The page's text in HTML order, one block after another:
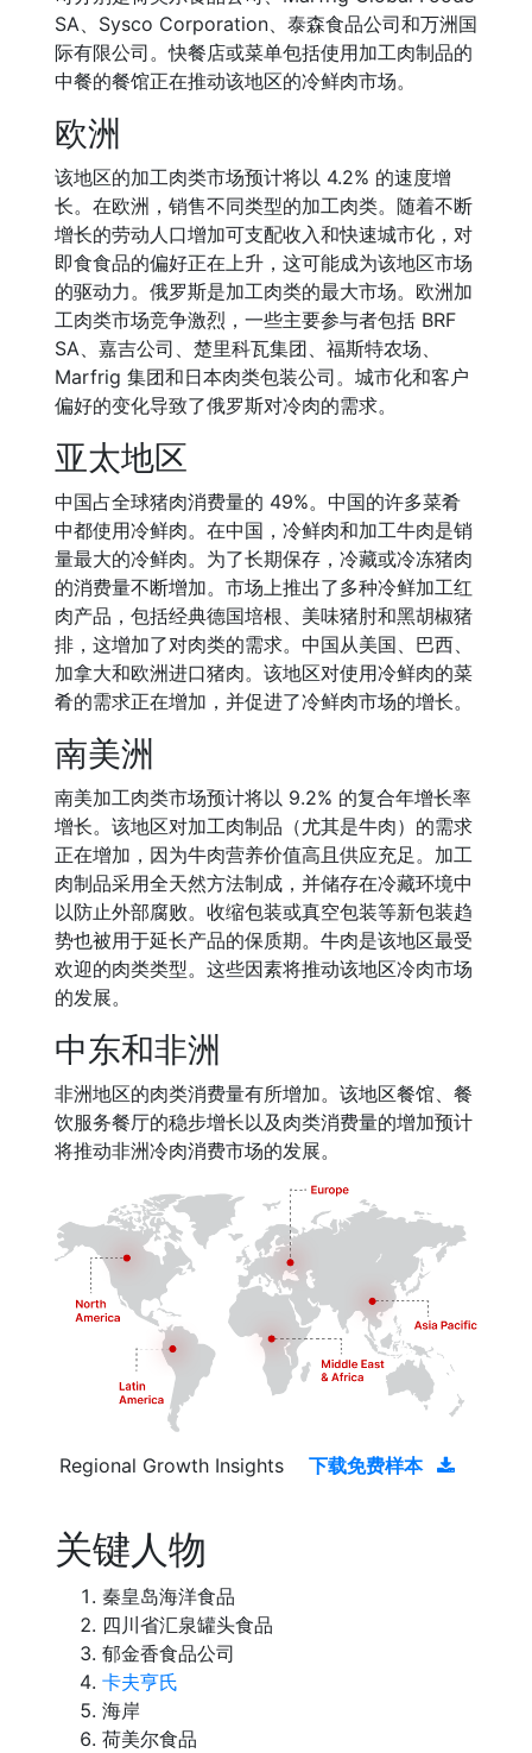
SA、Sysco Corporation、泰森食品公司和万洲国
际有限公司。快餐店或菜单包括使用加工肉制品的
中餐的餐馆正在推动该地区的冷鲜肉市场。
欧洲
该地区的加工肉类市场预计将以 4.2% 的速度增
长。在欧洲，销售不同类型的加工肉类。随着不断
增长的劳动人口增加可支配收入和快速城市化，对
即食食品的偏好正在上升，这可能成为该地区市场
的驱动力。俄罗斯是加工肉类的最大市场。欧洲加
工肉类市场竞争激烈，一些主要参与者包括 BRF
SA、嘉吉公司、楚里科瓦集团、福斯特农场、
Marfrig 集团和日本肉类包装公司。城市化和客户
偏好的变化导致了俄罗斯对冷肉的需求。
亚太地区
中国占全球猪肉消费量的 49%。中国的许多菜肴
中都使用冷鲜肉。在中国，冷鲜肉和加工牛肉是销
量最大的冷鲜肉。为了长期保存，冷藏或冷冻猪肉
的消费量不断增加。市场上推出了多种冷鲜加工红
肉产品，包括经典德国培根、美味猪肘和黑胡椒猪
排，这增加了对肉类的需求。中国从美国、巴西、
加拿大和欧洲进口猪肉。该地区对使用冷鲜肉的菜
肴的需求正在增加，并促进了冷鲜肉市场的增长。
南美洲
南美加工肉类市场预计将以 9.2% 的复合年增长率
增长。该地区对加工肉制品（尤其是牛肉）的需求
正在增加，因为牛肉营养价值高且供应充足。加工
肉制品采用全天然方法制成，并储存在冷藏环境中
以防止外部腐败。收缩包装或真空包装等新包装趋
势也被用于延长产品的保质期。牛肉是该地区最受
欢迎的肉类类型。这些因素将推动该地区冷肉市场
的发展。
中东和非洲
非洲地区的肉类消费量有所增加。该地区餐馆、餐
饮服务餐厅的稳步增长以及肉类消费量的增加预计
将推动非洲冷肉消费市场的发展。
Regional Growth Insights 下载免费样本
关键人物
秦皇岛海洋食品
四川省汇泉罐头食品
郁金香食品公司
卡夫亨氏
海岸
荷美尔食品